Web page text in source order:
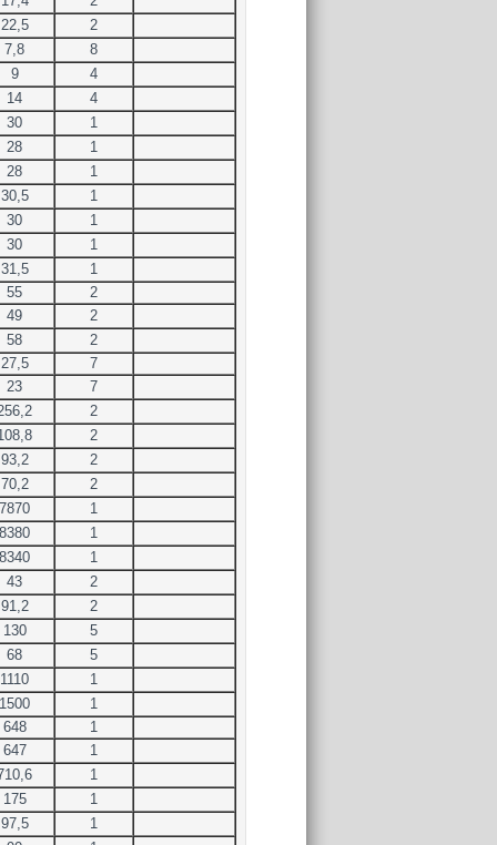
22,5
2
7,8
8
9
4
14
4
30
1
28
1
28
1
30,5
1
30
1
30
1
31,5
1
55
2
49
2
58
2
27,5
7
23
7
2
2
93,2
2
70,2
2
7870
1
8380
1
8340
1
43
2
91,2
2
130
5
68
5
1110
1
1500
1
648
1
647
1
1
175
1
97,5
1